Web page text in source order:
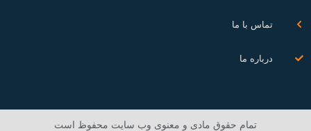
تماس با ما
درباره ما
تمام حقوق مادی و معنوی وب سایت محفوظ است